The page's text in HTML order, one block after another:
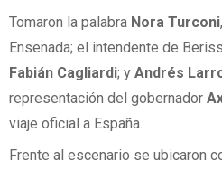
Tomaron la palabra Nora Turconi
Ensenada; el intendente de
Fabián Cagliardi; y Andrés
representación del gobernador
viaje oficial a España.
Frente al escenario se ubicaron